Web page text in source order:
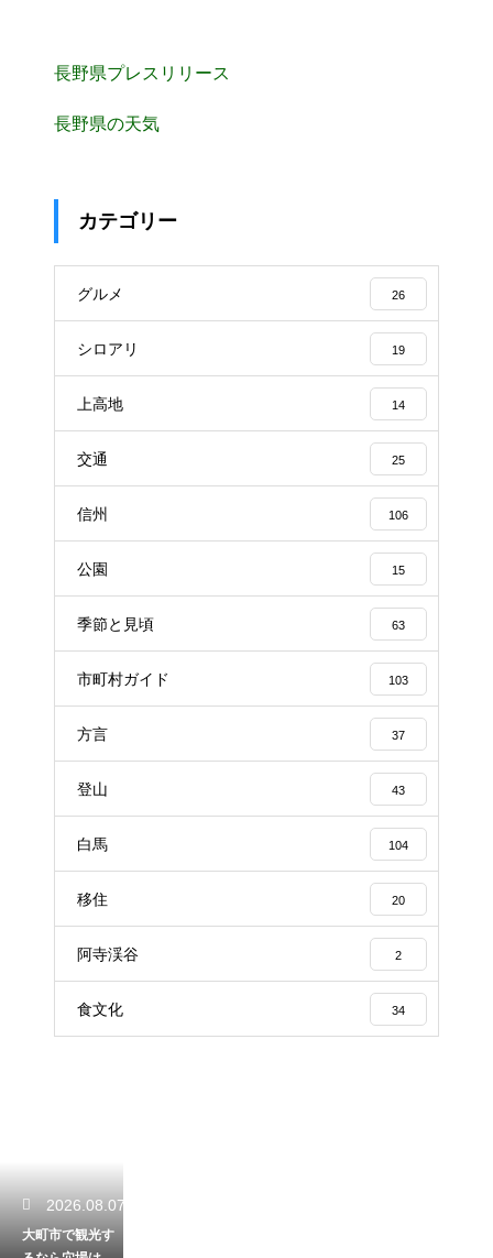
長野県プレスリリース
長野県の天気
カテゴリー
グルメ 26
シロアリ 19
上高地 14
交通 25
信州 106
公園 15
季節と見頃 63
市町村ガイド 103
方言 37
登山 43
白馬 104
移住 20
阿寺渓谷 2
食文化 34
2026.08.07
大町市で観光す